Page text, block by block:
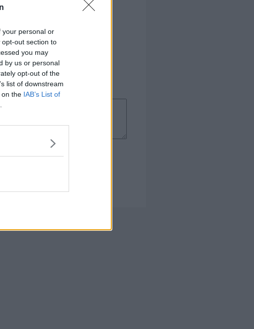
your personal or
out section to
you may
by us or personal
opt-out of the
list of downstream
on the IAB’s List of
Kogebog